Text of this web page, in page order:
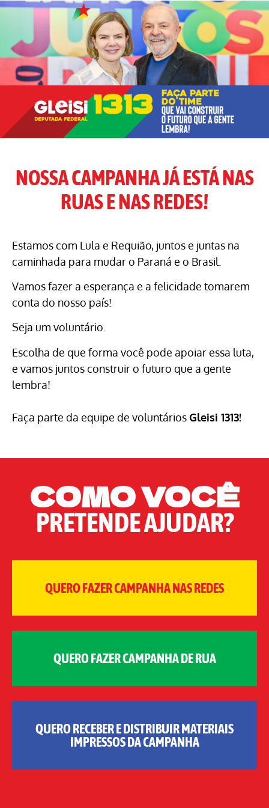
NOSSA CAMPANHA JÁ ESTÁ NAS
RUAS E NAS REDES!
Estamos com Lula e Requião, juntos e juntas na
caminhada para mudar o Paraná e o Brasil.
Vamos fazer a esperança e a felicidade tomarem
conta do nosso país!
Seja um voluntário.
Escolha de que forma você pode apoiar essa luta,
e vamos juntos construir o futuro que a gente
lembra!
Faça parte da equipe de voluntáriosGleisi 1313!
COMO VOCÊ
PRETENDE AJUDAR?
QUERO FAZER CAMPANHA NAS REDES
QUERO FAZER CAMPANHA DE RUA
QUERO RECEBER E DISTRIBUIR MATERIAIS
IMPRESSOS DA CAMPANHA